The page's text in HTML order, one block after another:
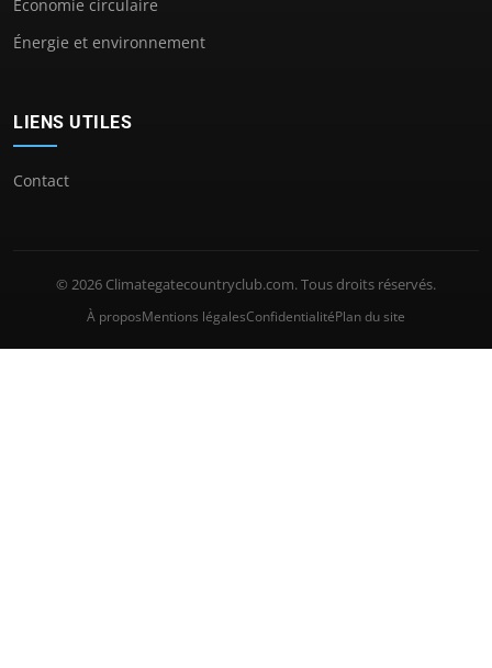
Économie circulaire
Énergie et environnement
LIENS UTILES
Contact
© 2026 Climategatecountryclub.com. Tous droits réservés.
À proposMentions légalesConfidentialitéPlan du site